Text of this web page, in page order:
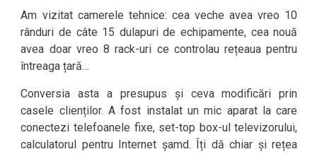
Am vizitat camerele tehnice: cea veche avea vreo 10
rânduri de câte 15 dulapuri de echipamente, cea nouă
avea doar vreo 8 rack-uri ce controlau rețeaua pentru
întreaga țară…
Conversia asta a presupus și ceva modificări prin
casele clienților. A fost instalat un mic aparat la care
conectezi telefoanele fixe, set-top box-ul televizorului,
calculatorul pentru Internet șamd. Îți dă chiar și rețea